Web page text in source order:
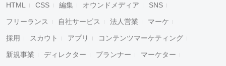
HTML CSS 編集 オウンドメディア SNS
フリーランス 自社サービス 法人営業 マーケ
採用 スカウト アプリ コンテンツマーケティング
新規事業 ディレクター プランナー マーケター